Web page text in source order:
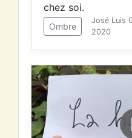
chez soi.
Ombre
José Luis
2020